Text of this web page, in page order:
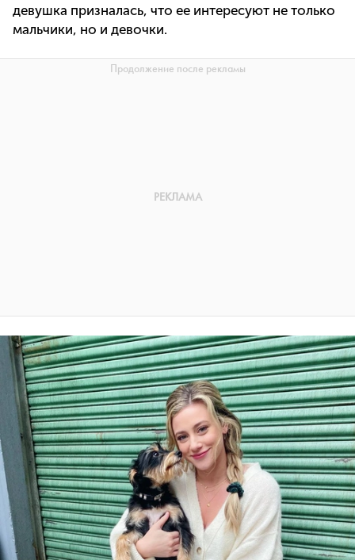
девушка призналась, что ее интересуют не только
мальчики, но и девочки.